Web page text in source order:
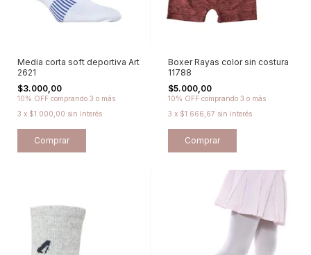
Media corta soft deportiva Art
2621
$3.000,00
10% OFF comprando 3 o más
3 x $1.000,00 sin interés
Comprar
Boxer Rayas color sin costura
11788
$5.000,00
10% OFF comprando 3 o más
3 x $1.666,67 sin interés
Comprar